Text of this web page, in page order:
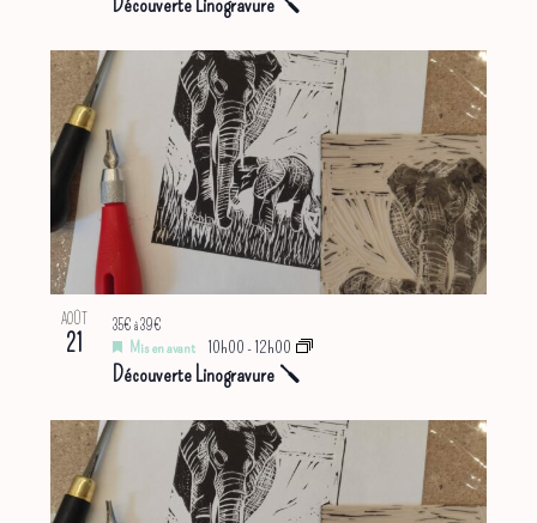
AOÛT
21
Découverte Linogravure 🪛
Mis en avant 10h00 -12h00
35€ à 39€